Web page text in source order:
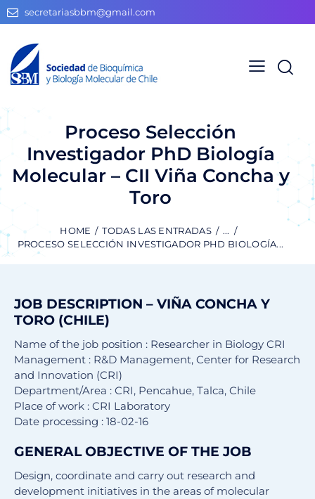
secretariasbbm@gmail.com
Proceso Selección
Investigador PhD Biología
Molecular – CII Viña Concha y
Toro
HOME TODAS LAS ENTRADAS
...
PROCESO SELECCIÓN INVESTIGADOR PHD BIOLOGÍA...
JOB DESCRIPTION – VIÑA CONCHA Y
TORO (CHILE)
Name of the job position : Researcher in Biology CRI
Management : R&D Management, Center for Research
and Innovation (CRI)
Department/Area : CRI, Pencahue, Talca, Chile
Place of work : CRI Laboratory
Date processing : 18-02-16
GENERAL OBJECTIVE OF THE JOB
Design, coordinate and carry out research and
development initiatives in the areas of molecular